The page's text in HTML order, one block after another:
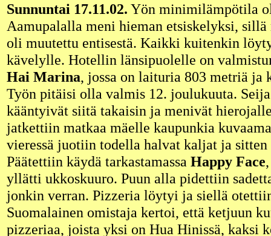
Sunnuntai 17.11.02. Yön minimilämpötila
Aamupalalla meni hieman etsiskelyksi,
oli muutettu entisestä. Kaikki kuitenkin
kävelylle. Hotellin länsipuolelle on
Hai Marina, jossa on laituria 803 metriä ja
Työn pitäisi olla valmis 12. joulukuuta.
kääntyivät siitä takaisin ja menivät
jatkettiin matkaa mäelle kaupunkia
vieressä juotiin todella halvat kaljat ja
Päätettiin käydä tarkastamassa Happy Face
yllätti ukkoskuuro. Puun alla pidettiin
jonkin verran. Pizzeria löytyi ja siellä
Suomalainen omistaja kertoi, että ketjuun
pizzeriaa, joista yksi on Hua Hinissä, kaksi